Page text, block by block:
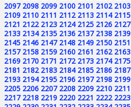
2097 2098 2099 2100 2101 2102 2103
2109 2110 2111 2112 2113 2114 2115
2121 2122 2123 2124 2125 2126 2127
2133 2134 2135 2136 2137 2138 2139
2145 2146 2147 2148 2149 2150 2151
2157 2158 2159 2160 2161 2162 2163
2169 2170 2171 2172 2173 2174 2175
2181 2182 2183 2184 2185 2186 2187
2193 2194 2195 2196 2197 2198 2199
2205 2206 2207 2208 2209 2210 2211
2217 2218 2219 2220 2221 2222 2223